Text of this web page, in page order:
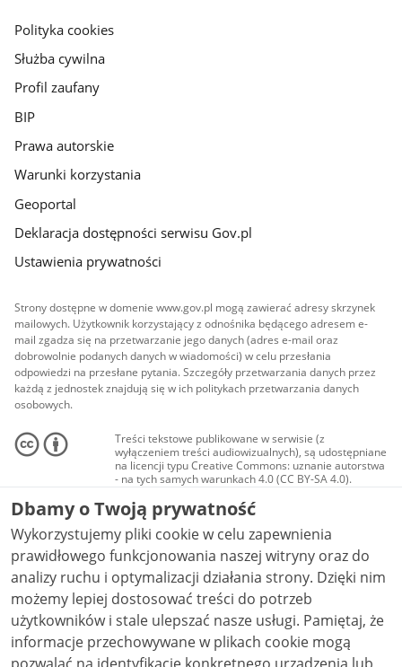
gov.pl
Polityka cookies
Służba cywilna
Profil zaufany
BIP
Prawa autorskie
Warunki korzystania
Geoportal
Deklaracja dostępności serwisu Gov.pl
Ustawienia prywatności
Strony dostępne w domenie www.gov.pl mogą zawierać adresy skrzynek
mailowych. Użytkownik korzystający z odnośnika będącego adresem e-
mail zgadza się na przetwarzanie jego danych (adres e-mail oraz
dobrowolnie podanych danych w wiadomości) w celu przesłania
odpowiedzi na przesłane pytania. Szczegóły przetwarzania danych przez
każdą z jednostek znajdują się w ich politykach przetwarzania danych
osobowych.
Treści tekstowe publikowane w serwisie (z
wyłączeniem treści audiowizualnych), są udostępniane
na licencji typu Creative Commons: uznanie autorstwa
- na tych samych warunkach 4.0 (CC BY-SA 4.0).
Materiały audiowizualne, w tym zdjęcia, materiały
audio i wideo, są udostępniane na licencji typu
Creative Commons: uznanie autorstwa użycie
niekomercyjne - bez utworów zależnych 4.0 (CC BY-
NC-ND 4.0), o ile nie jest to stwierdzone inaczej.
Dbamy o Twoją prywatność
Wykorzystujemy pliki cookie w celu zapewnienia
prawidłowego funkcjonowania naszej witryny oraz do
analizy ruchu i optymalizacji działania strony. Dzięki nim
możemy lepiej dostosować treści do potrzeb
użytkowników i stale ulepszać nasze usługi. Pamiętaj, że
informacje przechowywane w plikach cookie mogą